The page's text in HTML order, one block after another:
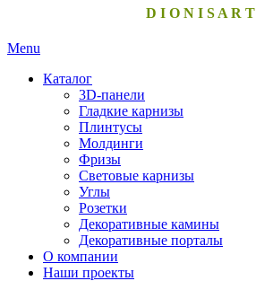
D I O N I S A R T
Menu
Каталог
3D-панели
Гладкие карнизы
Плинтусы
Молдинги
Фризы
Световые карнизы
Углы
Розетки
Декоративные камины
Декоративные порталы
О компании
Наши проекты